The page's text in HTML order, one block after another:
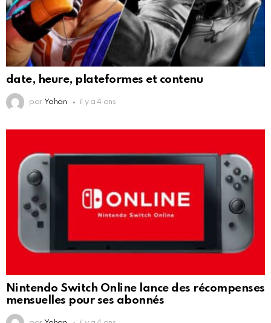
date, heure, plateformes et contenu
par Yohan il y a 4 ans
Nintendo Switch Online lance des récompenses
mensuelles pour ses abonnés